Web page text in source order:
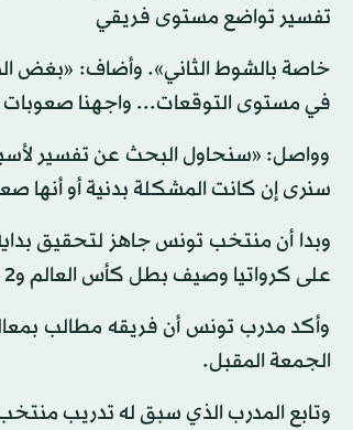
تفسير تواضع مستوى فريقي
خاصة بالشوط الثاني». وأضاف: «بغض
في مستوى التوقعات... واجهنا صعوبات
وواصل: «سنحاول البحث عن تفسير
سنرى إن كانت المشكلة بدنية أو أنها
على كرواتيا وصيف بطل كأس العالم و2 - 1 على بوروندي.
وأكد مدرب تونس أن فريقه مطالب
الجمعة المقبل.
وتابع المدرب الذي سبق له تدريب